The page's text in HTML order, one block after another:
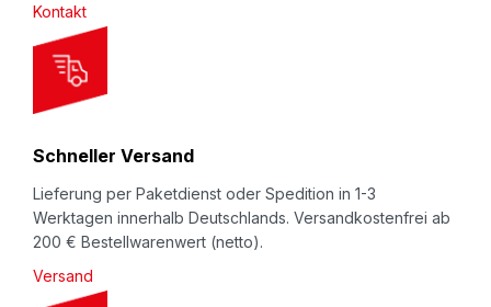
e
t
e
r
Kontakt
Schneller Versand
Lieferung per Paketdienst oder Spedition in 1-3
Werktagen innerhalb Deutschlands. Versandkostenfrei ab
200 € Bestellwarenwert (netto).
Versand